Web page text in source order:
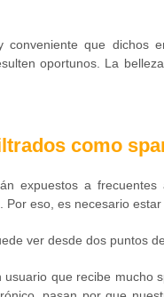
conveniente que dichos
oportunos. La
como
expuestos a
eso, es necesario
ver desde dos puntos
que recibe mucho